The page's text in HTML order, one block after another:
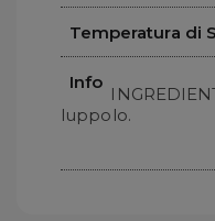
Temperatura di
Info
luppolo.